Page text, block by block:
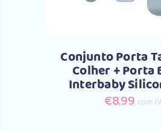
Conjunto Porta
Colher + Porta
Interbaby
€8.99 com